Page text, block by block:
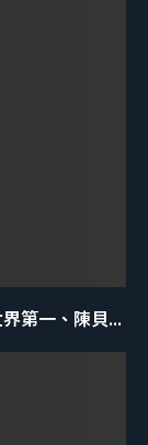
第一、陳貝...